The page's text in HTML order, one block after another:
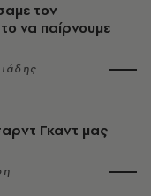
τον
να παίρνουμε
Γκαντ μας